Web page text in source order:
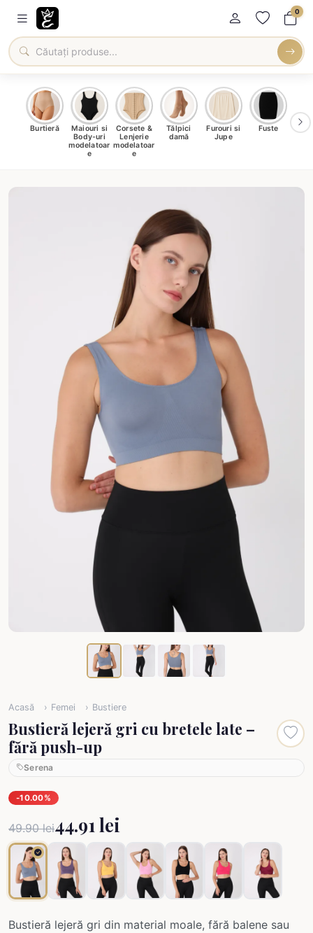
0
Burtieră
Maiouri si
Body-uri
modelatoar
e
Corsete &
Lenjerie
modelatoar
e
Tălpici
damă
Furouri si
Jupe
Fuste
Acasă Femei Bustiere
Bustieră lejeră gri cu bretele late –
fără push-up
Serena
-10.00%
49.90 lei44.91 lei
Bustieră lejeră gri din material moale, fără balene sau